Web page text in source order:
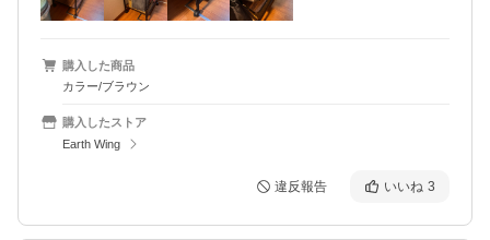
購入した商品
カラー/ブラウン
購入したストア
Earth Wing
違反報告 いいね 3